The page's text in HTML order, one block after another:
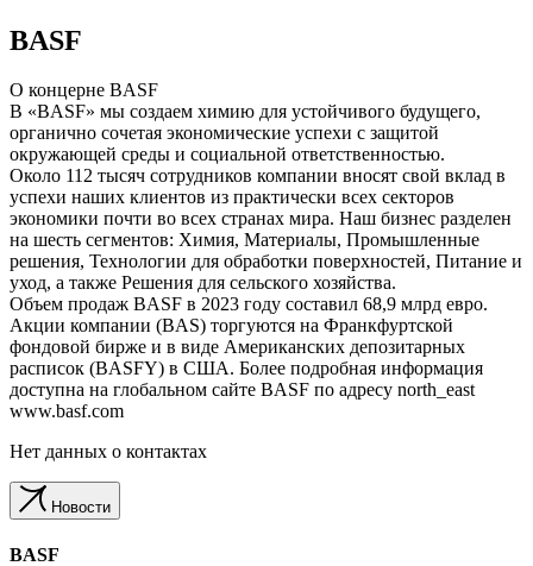
BASF
О концерне BASF
В «BASF» мы создаем химию для устойчивого будущего,
органично сочетая экономические успехи с защитой
окружающей среды и социальной ответственностью.
Около 112 тысяч сотрудников компании вносят свой вклад в
успехи наших клиентов из практически всех секторов
экономики почти во всех странах мира. Наш бизнес разделен
на шесть сегментов: Химия, Материалы, Промышленные
решения, Технологии для обработки поверхностей, Питание и
уход, а также Решения для сельского хозяйства.
Объем продаж BASF в 2023 году составил 68,9 млрд евро.
Акции компании (BAS) торгуются на Франкфуртской
фондовой бирже и в виде Американских депозитарных
расписок (BASFY) в США. Более подробная информация
доступна на глобальном сайте BASF по адресу north_east
www.basf.com
Нет данных о контактах
Новости
BASF